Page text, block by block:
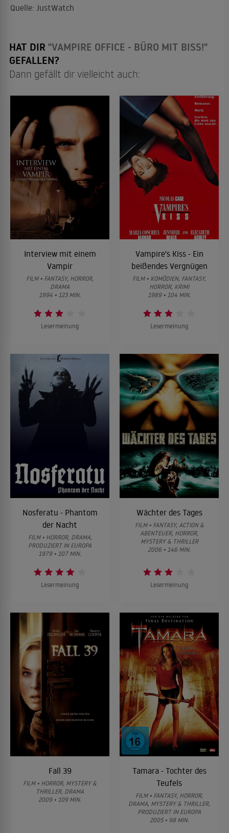
Quelle: JustWatch
HAT DIR "VAMPIRE OFFICE - BÜRO MIT BISS!"
GEFALLEN?
Dann gefällt dir vielleicht auch:
Interview mit einem
Vampir
FILM • FANTASY, HORROR,
DRAMA
1994 • 123 MIN.
Lesermeinung
Vampire's Kiss - Ein
beißendes Vergnügen
FILM • KOMÖDIEN, FANTASY,
HORROR, KRIMI
1989 • 104 MIN.
Lesermeinung
Nosferatu - Phantom
der Nacht
FILM • HORROR, DRAMA,
PRODUZIERT IN EUROPA
1979 • 107 MIN.
Lesermeinung
Wächter des Tages
FILM • FANTASY, ACTION &
ABENTEUER, HORROR,
MYSTERY & THRILLER
2006 • 146 MIN.
Lesermeinung
Fall 39
FILM • HORROR, MYSTERY &
THRILLER, DRAMA
2009 • 109 MIN.
Tamara - Tochter des
Teufels
FILM • FANTASY, HORROR,
DRAMA, MYSTERY & THRILLER,
PRODUZIERT IN EUROPA
2005 • 98 MIN.